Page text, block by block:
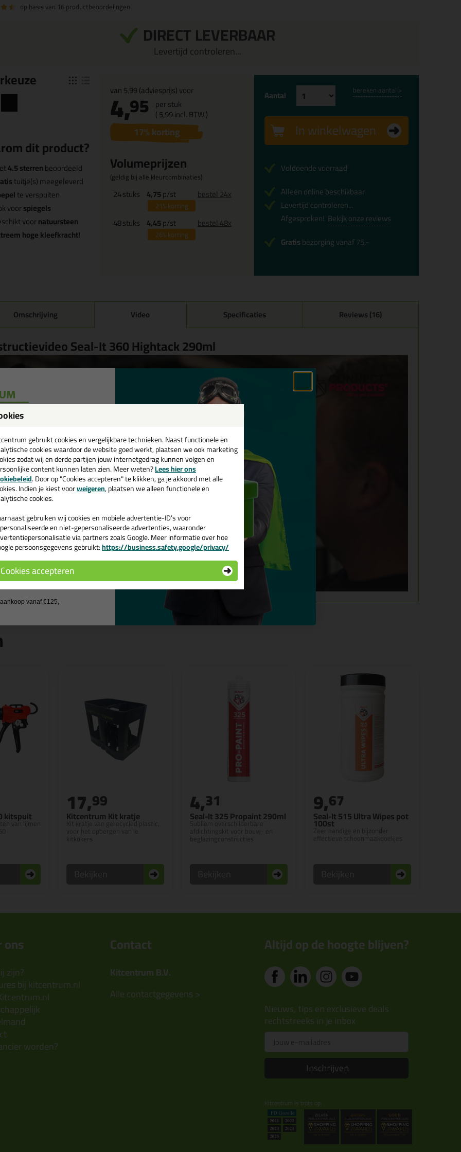
op basis van 16 productbeoordelingen
DIRECT LEVERBAAR
Levertijd controleren...
keuze
dit product?
4.5 sterrenbeoordeeld
tuitje(s) meegeleverd
te verspuiten
voorspiegels
voornatuursteen
hoge kleefkracht!
van5,99(adviesprijs) voor
4,95 per stuk
(5,99incl. BTW )
17% korting
Volumeprijzen
(geldig bij alle kleurcombinaties)
24stuks 4,75p/st
21%korting
bestel 24x
48stuks 4,45p/st
26%korting
bestel 48x
Aantal bereken aantal >
In winkelwagen
Voldoende voorraad
Alleen online beschikbaar
Levertijd controleren...
Afgesproken! Bekijk onze reviews
Gratisbezorging vanaf 75,-
Omschrijving Video Specificaties Reviews (16)
Seal-It 360 Hightack 290ml
kitspuit
van lijmen Kitcentrum Kit kratje
Kit kratje van gerecycled plastic,
17,99
Seal-It 325 Propaint 290ml
Subliem overschilderbare
4,31
Seal-It 515 Ultra Wipes pot
100st
Zeer handige en bijzonder
9,67
ons
zijn?
bij kitcentrum.nl
worden?
Contact
Kitcentrum B.V.
Alle contactgegevens >
Altijd op de hoogte blijven?
Nieuws, tips en exclusieve deals
rechtstreeks in je inbox
Inschrijven
Kitcentrum is trots op:
gebruikt cookies en vergelijkbare technieken. Naast functionele en
cookies waardoor de website goed werkt, plaatsen we ook marketing
zodat wij en derde partijen jouw internetgedrag kunnen volgen en
content kunnen laten zien. Meer weten?Lees hier ons
. Door op "Cookies accepteren" te klikken, ga je akkoord met alle
Indien je kiest voorweigeren, plaatsen we alleen functionele en
cookies.
gebruiken wij cookies en mobiele advertentie-ID’s voor
en niet-gepersonaliseerde advertenties, waaronder
via partners zoals Google. Meer informatie over hoe
persoonsgegevens gebruikt:https://business.safety.google/privacy/
Cookies accepteren
💚
en ontvang een
€35,-bij je eerste bestelling!
de actiecode ›
geen cadeau
vanaf €125,-